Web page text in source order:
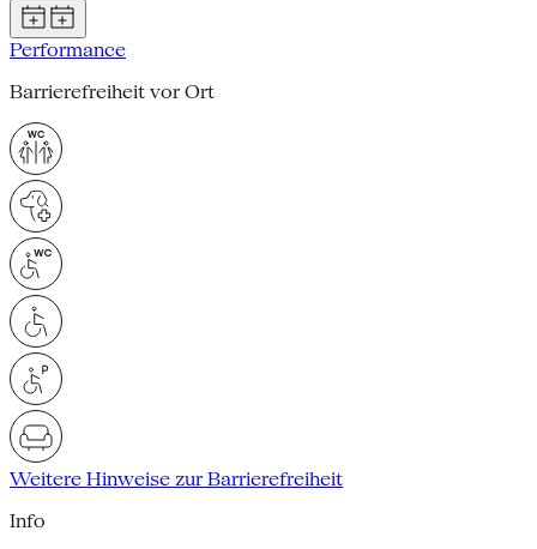
Performance
Barrierefreiheit vor Ort
Weitere Hinweise zur Barrierefreiheit
Info